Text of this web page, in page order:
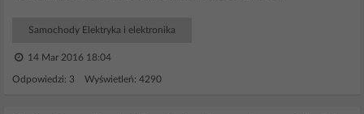
Samochody Elektryka i elektronika
14 Mar 2016 18:04
Odpowiedzi: 3 Wyświetleń: 4290